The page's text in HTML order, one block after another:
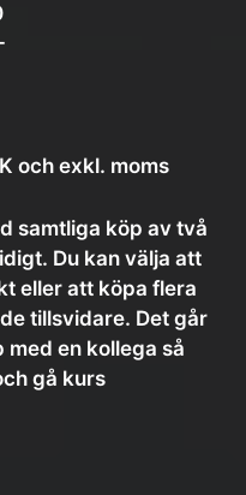
och exkl. moms
samtliga köp av två
Du kan välja att
eller att köpa flera
tillsvidare. Det går
en kollega så
gå kurs